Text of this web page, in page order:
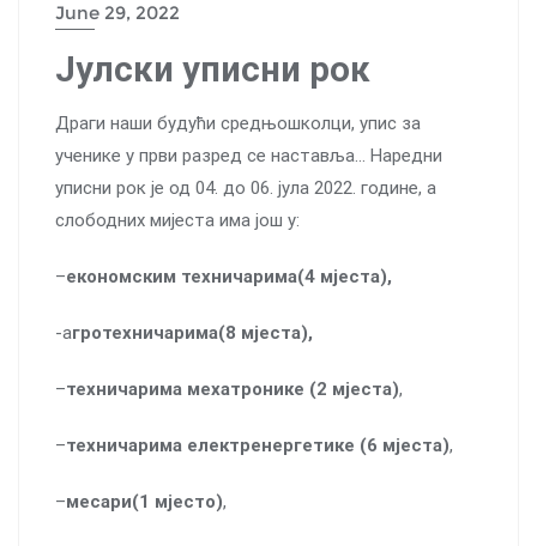
June 29, 2022
Јулски уписни рок
Драги наши будући средњошколци, упис за
ученике у први разред се наставља… Наредни
уписни рок је од 04. до 06. јула 2022. године, а
слободних мијеста има још у:
–економским техничарима(4 мјеста),
-агротехничарима(8 мјеста),
–техничарима мехатронике (2 мјеста),
–техничарима електренергетике (6 мјеста),
–месари(1 мјесто),